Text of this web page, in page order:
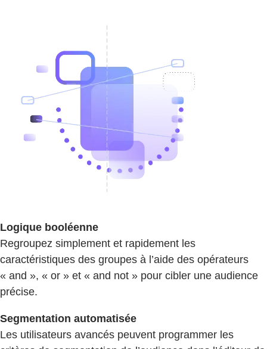
Logique booléenne
Regroupez simplement et rapidement les
caractéristiques des groupes à l’aide des opérateurs
« and », « or » et « and not » pour cibler une audience
précise.
Segmentation automatisée
Les utilisateurs avancés peuvent programmer les